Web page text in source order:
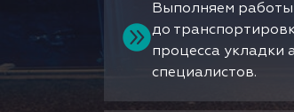
Выполняем
до
процесса укладки
специалистов.